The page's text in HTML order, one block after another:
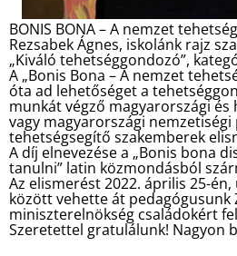
BONIS BONA – A nemzet
Rezsabek Ágnes, iskolánk rajz
„Kiváló tehetséggondozó”,
A „Bonis Bona – A nemzet
óta ad lehetőséget a
munkát végző magyarországi
vagy magyarországi nemzetiségi
tehetségsegítő szakemberek
A díj elnevezése a „Bonis bona
tanulni” latin közmondásból
Az elismerést 2022. április 25-
között vehette át pedagógusunk
miniszterelnökség családokért
Szeretettel gratulálunk! Nagyon